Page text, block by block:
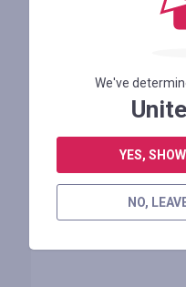
We've
YES,
NO,